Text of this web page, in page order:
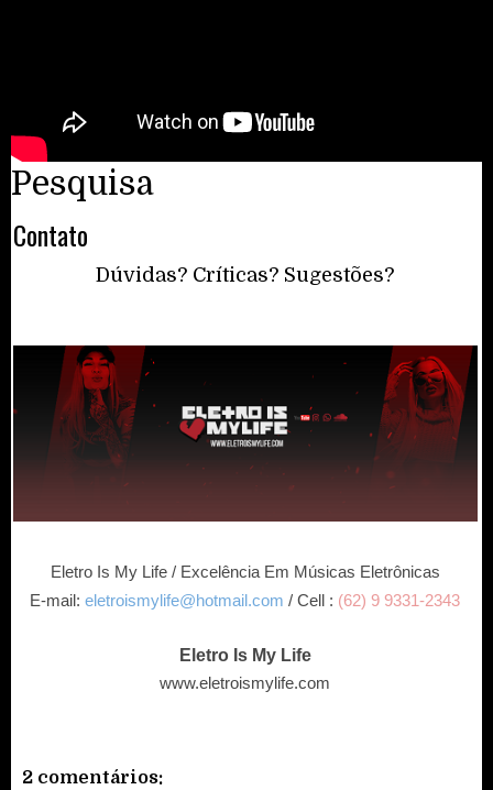
Pesquisa
Contato
Dúvidas? Críticas? Sugestões?
Eletro Is My Life / Excelência Em Músicas Eletrônicas
E-mail:eletroismylife@hotmail.com / Cell : (62) 9 9331-2343
Eletro Is My Life
www.eletroismylife.com
2 comentários: